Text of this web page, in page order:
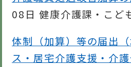
08日 健康介護課・こど
体制（加算）等の届出
ス・居宅介護支援・介護